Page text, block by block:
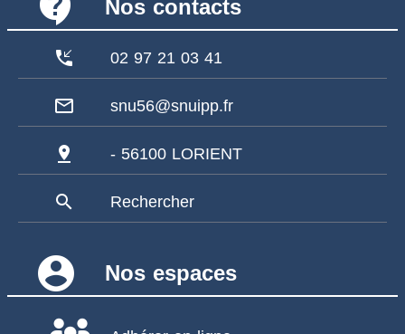
Nos contacts
phone_callback 02 97 21 03 41
mail_outline snu56@snuipp.fr
pin_drop - 56100 LORIENT
search Rechercher
account_circle Nos espaces